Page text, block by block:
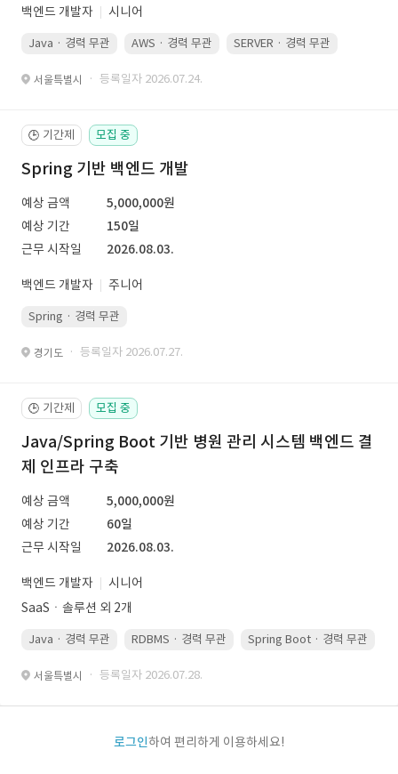
백엔드 개발자 시니어
Java · 경력 무관 AWS · 경력 무관 SERVER · 경력 무관
서울특별시 · 등록일자 2026.07.24.
🕒 기간제 모집 중
Spring 기반 백엔드 개발
예상 금액
5,000,000원
예상 기간
150일
근무 시작일
2026.08.03.
백엔드 개발자 주니어
Spring · 경력 무관
경기도 · 등록일자 2026.07.27.
🕒 기간제 모집 중
Java/Spring Boot 기반 병원 관리 시스템 백엔드 결
제 인프라 구축
예상 금액
5,000,000원
예상 기간
60일
근무 시작일
2026.08.03.
백엔드 개발자
시니어
SaaSㆍ솔루션 외 2개
Java · 경력 무관 RDBMS · 경력 무관 Spring Boot · 경력 무관
서울특별시 · 등록일자 2026.07.28.
로그인하여 편리하게 이용하세요!